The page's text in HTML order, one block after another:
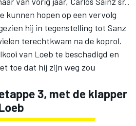
kunnen hopen op een vervolg
hij in tegenstelling tot Sanz
terechtkwam na de koprol.
van Loeb te beschadigd en
toe dat hij zijn weg zou
3, met de klapper